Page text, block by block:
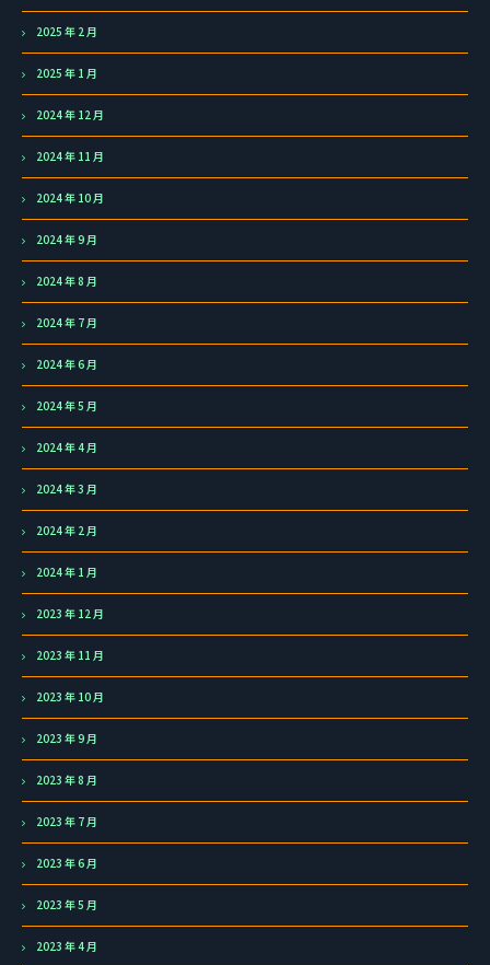
2025 年 2 月
2025 年 1 月
2024 年 12 月
2024 年 11 月
2024 年 10 月
2024 年 9 月
2024 年 8 月
2024 年 7 月
2024 年 6 月
2024 年 5 月
2024 年 4 月
2024 年 3 月
2024 年 2 月
2024 年 1 月
2023 年 12 月
2023 年 11 月
2023 年 10 月
2023 年 9 月
2023 年 8 月
2023 年 7 月
2023 年 6 月
2023 年 5 月
2023 年 4 月